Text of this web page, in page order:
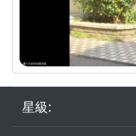
星級: